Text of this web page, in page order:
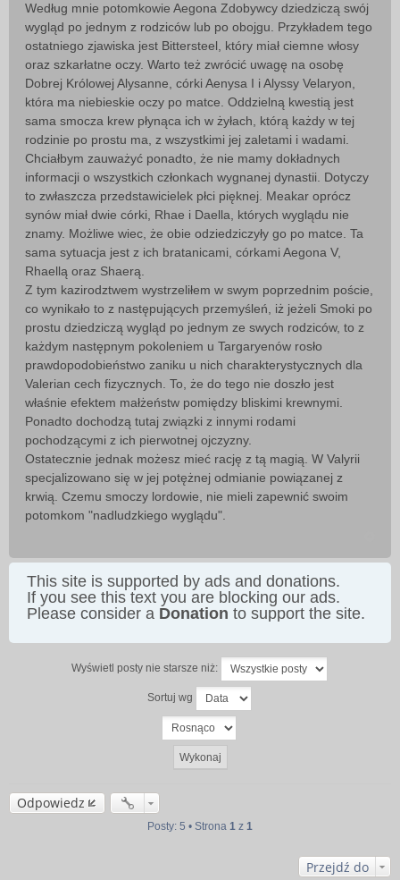
Według mnie potomkowie Aegona Zdobywcy dziedziczą swój
wygląd po jednym z rodziców lub po obojgu. Przykładem tego
ostatniego zjawiska jest Bittersteel, który miał ciemne włosy
oraz szkarłatne oczy. Warto też zwrócić uwagę na osobę
Dobrej Królowej Alysanne, córki Aenysa I i Alyssy Velaryon,
która ma niebieskie oczy po matce. Oddzielną kwestią jest
sama smocza krew płynąca ich w żyłach, którą każdy w tej
rodzinie po prostu ma, z wszystkimi jej zaletami i wadami.
Chciałbym zauważyć ponadto, że nie mamy dokładnych
informacji o wszystkich członkach wygnanej dynastii. Dotyczy
to zwłaszcza przedstawicielek płci pięknej. Meakar oprócz
synów miał dwie córki, Rhae i Daella, których wyglądu nie
znamy. Możliwe wiec, że obie odziedziczyły go po matce. Ta
sama sytuacja jest z ich bratanicami, córkami Aegona V,
Rhaellą oraz Shaerą.
Z tym kazirodztwem wystrzeliłem w swym poprzednim poście,
co wynikało to z następujących przemyśleń, iż jeżeli Smoki po
prostu dziedziczą wygląd po jednym ze swych rodziców, to z
każdym następnym pokoleniem u Targaryenów rosło
prawdopodobieństwo zaniku u nich charakterystycznych dla
Valerian cech fizycznych. To, że do tego nie doszło jest
właśnie efektem małżeństw pomiędzy bliskimi krewnymi.
Ponadto dochodzą tutaj związki z innymi rodami
pochodzącymi z ich pierwotnej ojczyzny.
Ostatecznie jednak możesz mieć rację z tą magią. W Valyrii
specjalizowano się w jej potężnej odmianie powiązanej z
krwią. Czemu smoczy lordowie, nie mieli zapewnić swoim
potomkom "nadludzkiego wyglądu".
This site is supported by ads and donations.
If you see this text you are blocking our ads.
Please consider a Donation to support the site.
Wyświetl posty nie starsze niż:
Sortuj wg
Odpowiedz
Posty: 5 • Strona 1 z 1
Przejdź do